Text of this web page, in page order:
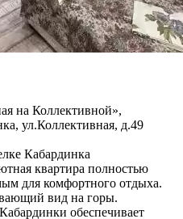
на Коллективной»,
, ул.Коллективная, д.49
Кабардинка
квартира полностью
для комфортного отдыха.
вид на горы.
обеспечивает